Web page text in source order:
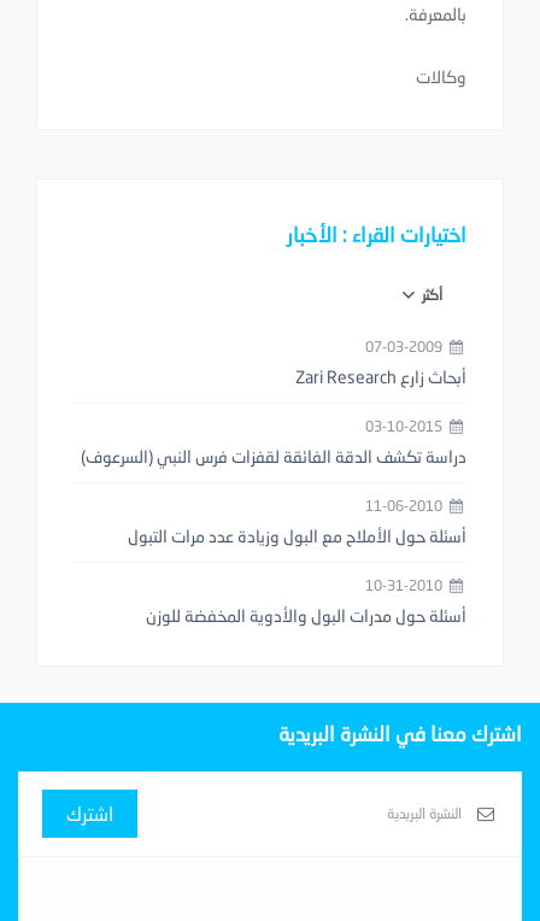
بالمعرفة.
وكالات
اختيارات القراء : الأخبار
أكثر
أبحاث زارع Zari Research
دراسة تكشف الدقة الفائقة لقفزات فرس النبي (السرعوف)
أسئلة حول الأملاح مع البول وزيادة عدد مرات التبول
أسئلة حول مدرات البول والأدوية المخفضة للوزن
اشترك معنا في النشرة البريدية
اشترك